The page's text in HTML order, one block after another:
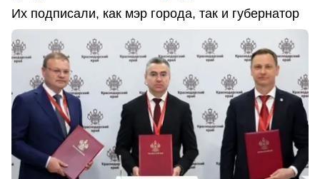
Их подписали, как мэр города, так и губернатор